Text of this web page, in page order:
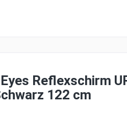
Reflexschirm
122 cm